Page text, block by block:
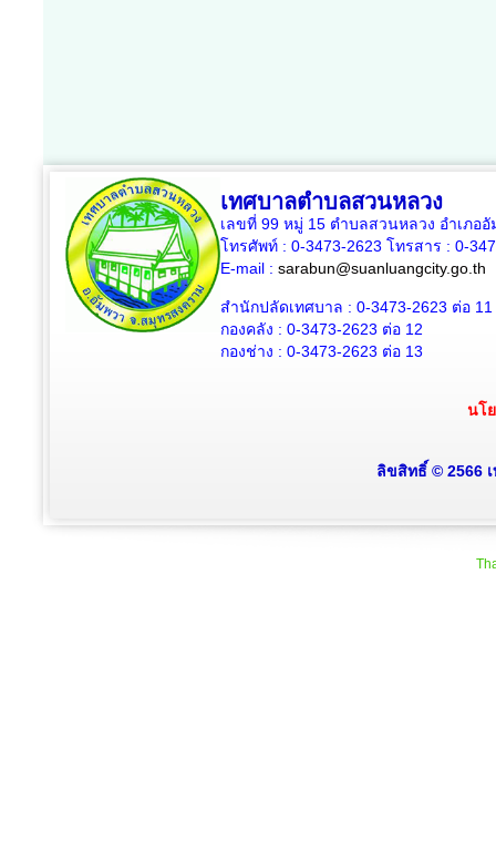
เทศบาลตำบลสวนหลวง
เลขที่ 99 หมู่ 15 ตำบลสวนหลวง อำเภอ
โทรศัพท์ : 0-3473-2623 โทรสาร : 0-
E-mail : sarabun@suanluangcity.go.th
สำนักปลัดเทศบาล : 0-3473-2623 ต่อ 11
กองคลัง : 0-3473-2623 ต่อ 12
กองช่าง : 0-3473-2623 ต่อ 13
นโ
ลิขสิทธิ์ © 2566